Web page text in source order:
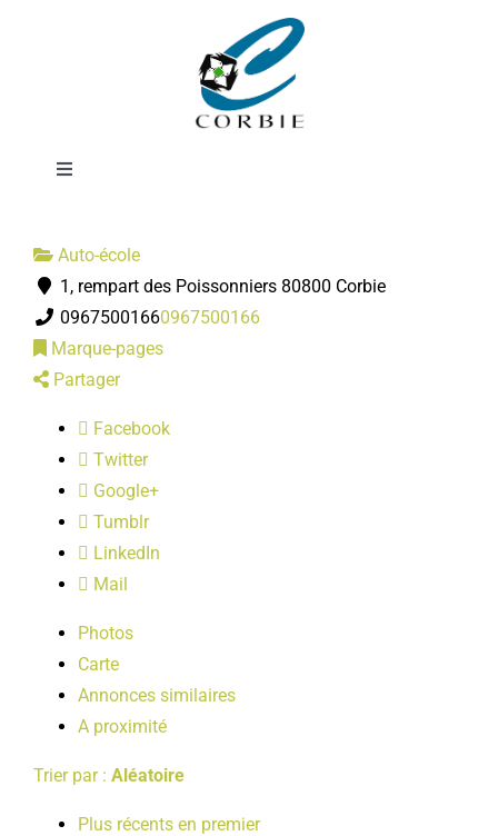
Toggle
DÉMARCHES ADMINISTRATIVES
SERVICES MUNICIPAUX
PRATIQUE
LOISIRS
PUBLICATIONS
Auto-école du
Coquelicot
Auto-école
1, rempart des Poissonniers 80800 Corbie
09675001660967500166
Marque-pages
Partager
Facebook
Twitter
Google+
Tumblr
LinkedIn
Mail
Photos
Carte
Annonces similaires
A proximité
Trier par : Aléatoire
Plus récents en premier